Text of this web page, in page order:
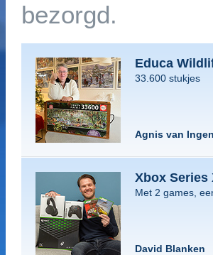
bezorgd.
Educa
33.600 stukjes
Agnis van Ingen
Xbox Series
Met 2 games,
David Blanken